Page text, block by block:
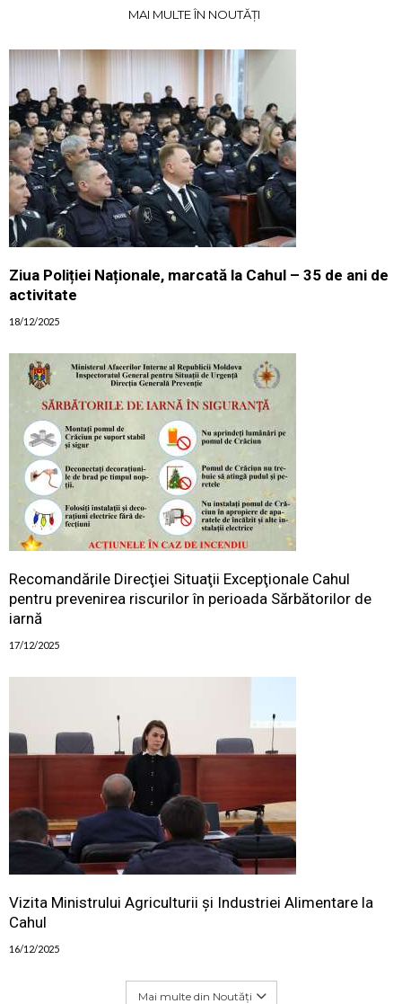
MAI MULTE ÎN NOUTĂȚI
Ziua Poliției Naționale, marcată la Cahul – 35 de ani de
activitate
18/12/2025
Recomandările Direcţiei Situaţii Excepţionale Cahul
pentru prevenirea riscurilor în perioada Sărbătorilor de
iarnă
17/12/2025
Vizita Ministrului Agriculturii și Industriei Alimentare la
Cahul
16/12/2025
Mai multe din Noutăți